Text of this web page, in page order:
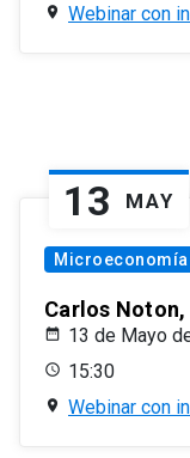
Webinar con
13 MAY
Carlos
13 de Mayo
15:30
Webinar con